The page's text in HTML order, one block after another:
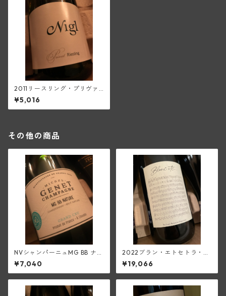
2011リースリング・プリヴァ
ート(二グル)
¥5,016
その他の商品
NVシャンパーニュMG BB ナチ
ュール・シャルドネ特級ブリ
ュット・ナチュール(ミシェ
ル・ジュネ)
¥7,040
2022ブラン・エトセトラ・ヴ
ァン・ド・フランス(ディディ
エ・ダグノー)
¥19,066